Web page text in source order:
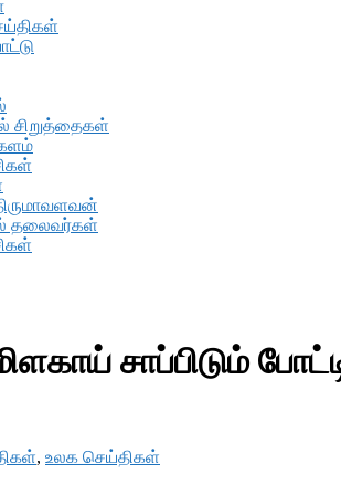
சிறுத்தைகள்
தலைவர்கள்
சாப்பிடும்
, உலக செய்திகள்